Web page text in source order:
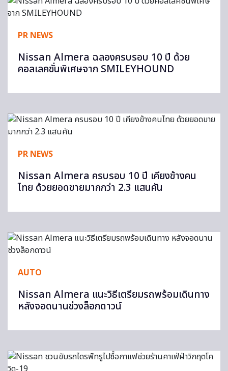
PR NEWS
Nissan Almera ฉลองครบรอบ 10 ปี ด้วย
คอลเลคชั่นพิเศษจาก SMILEYHOUND
PR NEWS
Nissan Almera ครบรอบ 10 ปี เคียงข้างคน
ไทย ด้วยยอดขายมากกว่า 2.3 แสนคัน
AUTO
Nissan Almera แนะวิธีเตรียมรถพร้อมเดินทาง
หลังจอดนานช่วงล็อกดาวน์